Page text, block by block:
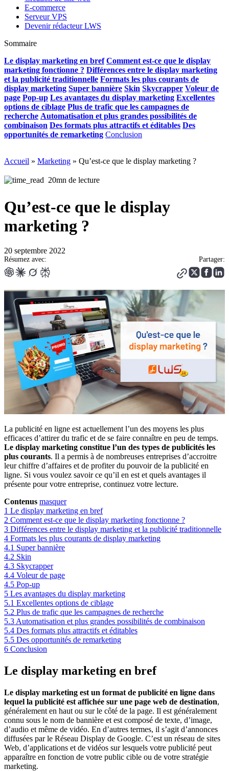
E-commerce
Serveur VPS
Devenir rédacteur LWS
Sommaire
Le display marketing en bref Comment est-ce que le display
marketing fonctionne ? Différences entre le display marketing
et la publicité traditionnelle Formats les plus courants de
display marketing Super bannière Skin Skycrapper Voleur de
page Pop-up Les avantages du display marketing Excellentes
options de ciblage Plus de trafic que les campagnes de
recherche Automatisation et plus grandes possibilités de
combinaison Des formats plus attractifs et éditables Des
opportunités de remarketing Conclusion
Accueil » Marketing » Qu’est-ce que le display marketing ?
20mn de lecture
Qu’est-ce que le display
marketing ?
20 septembre 2022
Résumez avec: Partager:
La publicité en ligne est actuellement l’un des moyens les plus
efficaces d’attirer du trafic et de se faire connaître en peu de temps.
Le display marketing constitue l’un des types de publicités les
plus courants. Il a permis à de nombreuses entreprises d’accroitre
leur chiffre d’affaires et de profiter du pouvoir de la publicité en
ligne. Si vous voulez savoir ce qu’il en est et quels avantages il
présente pour votre entreprise, continuez votre lecture.
Contenus masquer
1 Le display marketing en bref
2 Comment est-ce que le display marketing fonctionne ?
3 Différences entre le display marketing et la publicité traditionnelle
4 Formats les plus courants de display marketing
4.1 Super bannière
4.2 Skin
4.3 Skycrapper
4.4 Voleur de page
4.5 Pop-up
5 Les avantages du display marketing
5.1 Excellentes options de ciblage
5.2 Plus de trafic que les campagnes de recherche
5.3 Automatisation et plus grandes possibilités de combinaison
5.4 Des formats plus attractifs et éditables
5.5 Des opportunités de remarketing
6 Conclusion
Le display marketing en bref
Le display marketing est un format de publicité en ligne dans
lequel la publicité est affichée sur une page web de destination,
généralement en haut ou sur le côté de la page. Il est généralement
connu sous le nom de bannière et est composé de texte, d’image,
d’audio et même de vidéo. En d’autres termes, il s’agit d’annonces
diffusées par le Réseau Display de Google. C’est un réseau de sites
Web, d’applications et de vidéos sur lesquels votre publicité peut
apparaître en fonction de votre public cible ou de votre stratégie
marketing.